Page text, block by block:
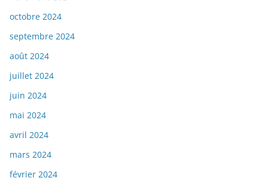
octobre 2024
septembre 2024
août 2024
juillet 2024
juin 2024
mai 2024
avril 2024
mars 2024
février 2024